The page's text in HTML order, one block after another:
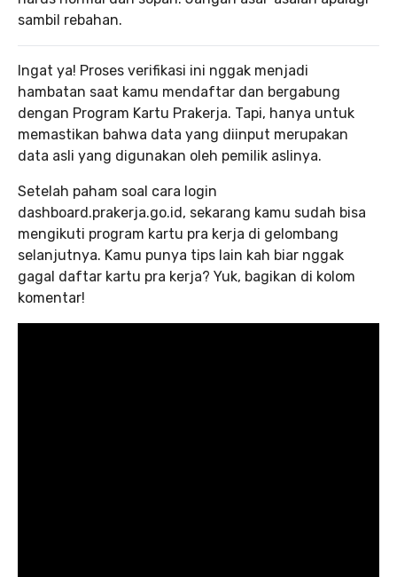
sambil rebahan.
Ingat ya! Proses verifikasi ini nggak menjadi
hambatan saat kamu mendaftar dan bergabung
dengan Program Kartu Prakerja. Tapi, hanya untuk
memastikan bahwa data yang diinput merupakan
data asli yang digunakan oleh pemilik aslinya.
Setelah paham soal cara login
dashboard.prakerja.go.id, sekarang kamu sudah bisa
mengikuti program kartu pra kerja di gelombang
selanjutnya. Kamu punya tips lain kah biar nggak
gagal daftar kartu pra kerja? Yuk, bagikan di kolom
komentar!